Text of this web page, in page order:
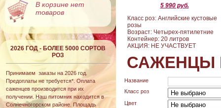
В корзине нет
товаров
2026 ГОД - БОЛЕЕ 5000 СОРТОВ
РОЗ
Принимаем заказы на 2026 год.
Предоплаты не требуется*. Оплата
саженцев производится при их
получении. Наш питомник находится в
Солнечногорском районе. Площадь
5 990 руб.
Класс роз: Английские кустовые
розы
Возраст: Четырех-пятилетние
Контейнер: 20 литров
АКЦИЯ: НЕ УЧАСТВУЕТ
САЖЕНЦЫ
Название
Класс роз
Цвет